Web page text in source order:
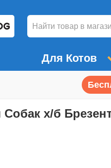
Для Котов
х/б